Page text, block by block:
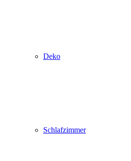
Deko
Schlafzimmer